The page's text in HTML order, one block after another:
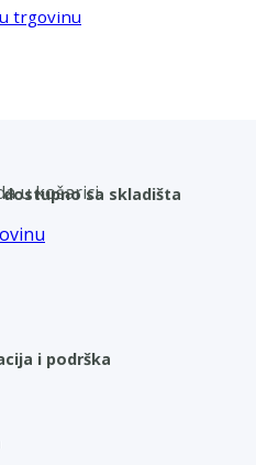
trgovinu
u košarici.
dostupno sa skladišta
i podrška